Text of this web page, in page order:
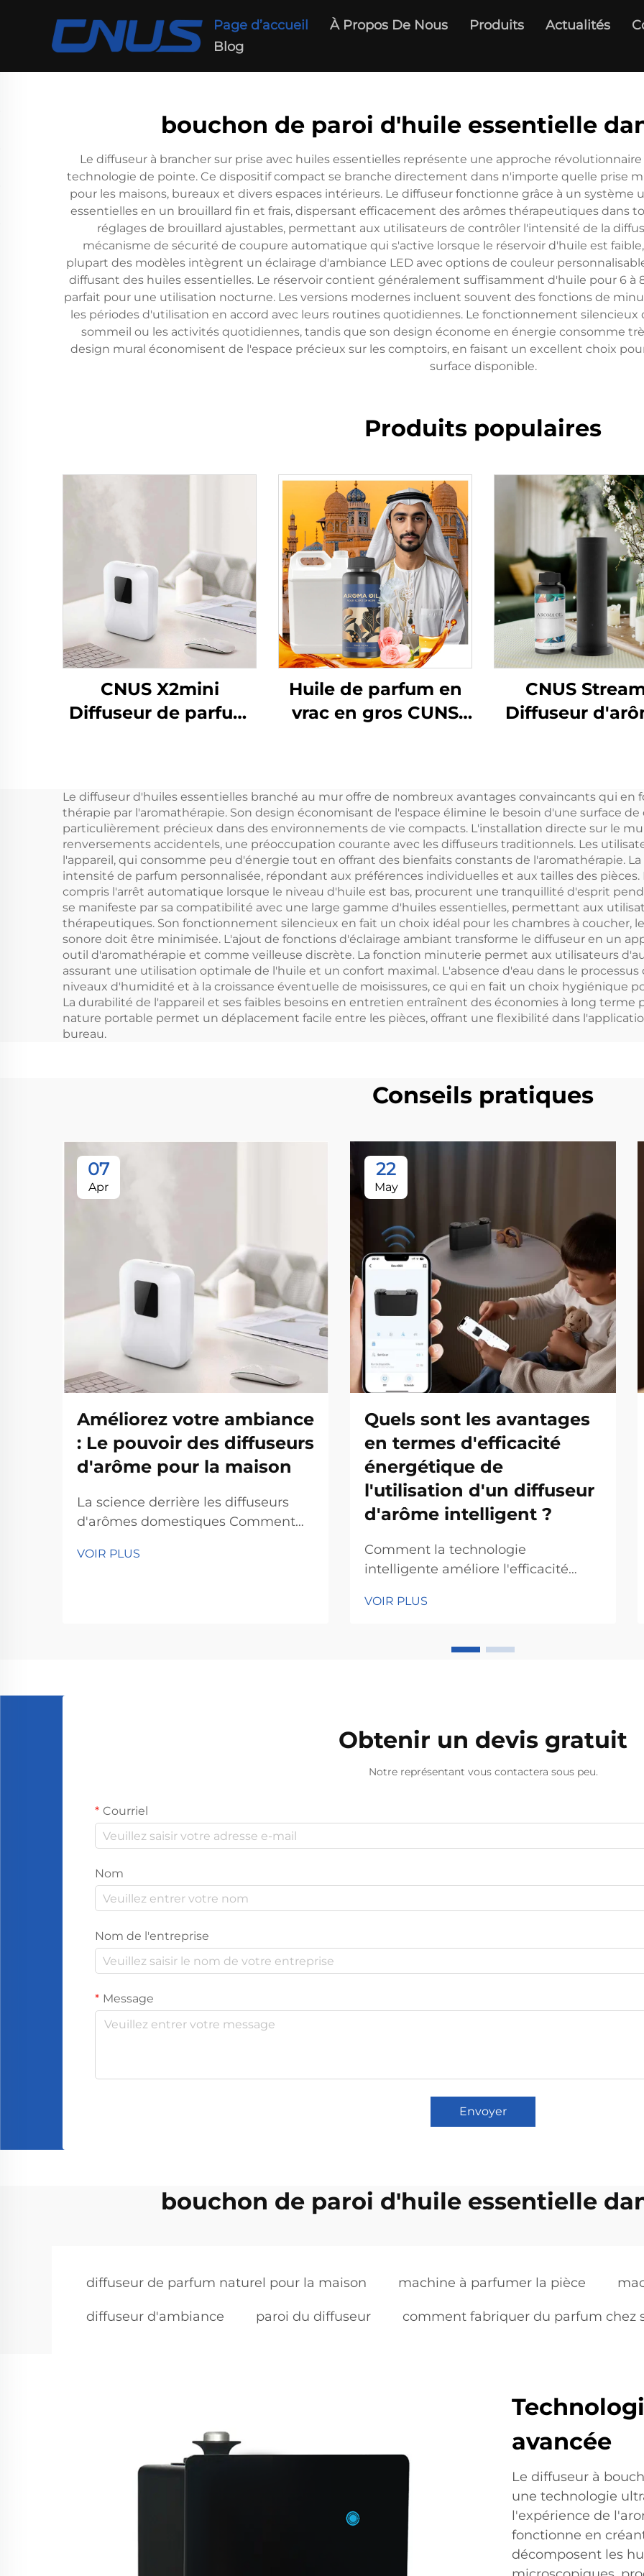
Page d’accueil À Propos De Nous Produits Actualités
Blog
bouchon de paroi d'huile essentielle
Le diffuseur à brancher sur prise avec huiles essentielles représente une approche
technologie de pointe. Ce dispositif compact se branche directement dans n'importe quelle prise
pour les maisons, bureaux et divers espaces intérieurs. Le diffuseur fonctionne grâce à un système
essentielles en un brouillard fin et frais, dispersant efficacement des arômes thérapeutiques dans
réglages de brouillard ajustables, permettant aux utilisateurs de contrôler l'intensité de la
mécanisme de sécurité de coupure automatique qui s'active lorsque le réservoir d'huile est
plupart des modèles intègrent un éclairage d'ambiance LED avec options de couleur
diffusant des huiles essentielles. Le réservoir contient généralement suffisamment d'huile pour 6
parfait pour une utilisation nocturne. Les versions modernes incluent souvent des fonctions de
les périodes d'utilisation en accord avec leurs routines quotidiennes. Le fonctionnement silencieux
sommeil ou les activités quotidiennes, tandis que son design économe en énergie consomme
design mural économisent de l'espace précieux sur les comptoirs, en faisant un excellent choix
surface disponible.
Produits populaires
CNUS X2mini
Diffuseur de parfum
d'arôme intelligent
d'huile parfumée
d'air
Huile de parfum en
vrac en gros CUNS
durée Diffuseur
Machine Huile
CNUS
Diffuseur
brume froide
contrôle
sans fil
Le diffuseur d'huiles essentielles branché au mur offre de nombreux avantages convaincants qui
thérapie par l'aromathérapie. Son design économisant de l'espace élimine le besoin d'une surface
particulièrement précieux dans des environnements de vie compacts. L'installation directe sur le
renversements accidentels, une préoccupation courante avec les diffuseurs traditionnels. Les
l'appareil, qui consomme peu d'énergie tout en offrant des bienfaits constants de l'aromathérapie.
intensité de parfum personnalisée, répondant aux préférences individuelles et aux tailles des
compris l'arrêt automatique lorsque le niveau d'huile est bas, procurent une tranquillité d'esprit
se manifeste par sa compatibilité avec une large gamme d'huiles essentielles, permettant aux
thérapeutiques. Son fonctionnement silencieux en fait un choix idéal pour les chambres à coucher,
sonore doit être minimisée. L'ajout de fonctions d'éclairage ambiant transforme le diffuseur en un
outil d'aromathérapie et comme veilleuse discrète. La fonction minuterie permet aux utilisateurs
assurant une utilisation optimale de l'huile et un confort maximal. L'absence d'eau dans le
niveaux d'humidité et à la croissance éventuelle de moisissures, ce qui en fait un choix hygiénique
La durabilité de l'appareil et ses faibles besoins en entretien entraînent des économies à long terme
nature portable permet un déplacement facile entre les pièces, offrant une flexibilité dans
bureau.
Conseils pratiques
07
Apr
Améliorez votre ambiance
: Le pouvoir des diffuseurs
d'arôme pour la maison
La science derrière les diffuseurs
d'arômes domestiques Comment
diffusion Les diffuseurs d'arômes
VOIR PLUS
22
May
Quels sont les avantages
en termes d'efficacité
énergétique de
l'utilisation d'un diffuseur
d'arôme intelligent ?
Comment la technologie
intelligente améliore l'efficacité
d'arômes L'intégration de l'Internet
d'arômes permet une meilleure
VOIR PLUS
Obtenir un devis gratuit
Notre représentant vous contactera sous peu.
Courriel
Nom
Nom de l'entreprise
Message
Envoyer
bouchon de paroi d'huile essentielle
diffuseur de parfum naturel pour la maison machine à parfumer la pièce
diffuseur d'ambiance paroi du diffuseur comment fabriquer du parfum chez
avancée
Le diffuseur à
une technologie
l'expérience de
fonctionne en
décomposent les